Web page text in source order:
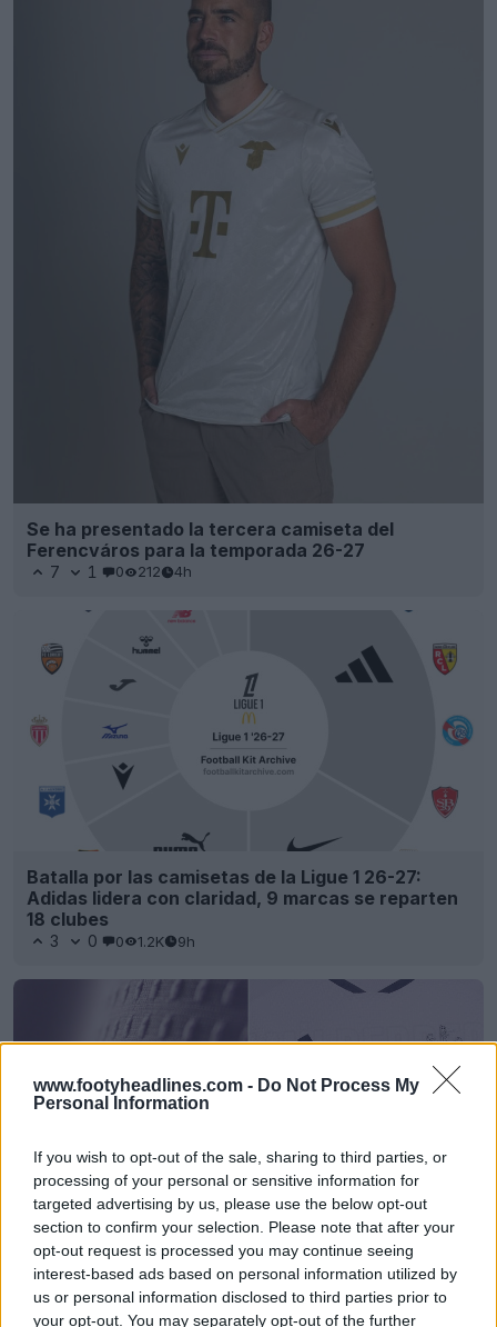
www.footyheadlines.com - Do Not Process My
Personal Information
If you wish to opt-out of the sale, sharing to third parties, or
processing of your personal or sensitive information for
targeted advertising by us, please use the below opt-out
section to confirm your selection. Please note that after your
opt-out request is processed you may continue seeing
interest-based ads based on personal information utilized by
us or personal information disclosed to third parties prior to
your opt-out. You may separately opt-out of the further
Se ha presentado la tercera camiseta del
Ferencváros para la temporada 26-27
7 1 0 212 4h
Batalla por las camisetas de la Ligue 1 26-27:
Adidas lidera con claridad, 9 marcas se reparten
18 clubes
3 0 0 1.2K 9h
Se ha adelantado y realizado la filtración de la
tercera camiseta del Newcastle United para la
temporada 26-27: se lanzará la semana que viene
FILTRACIÓN